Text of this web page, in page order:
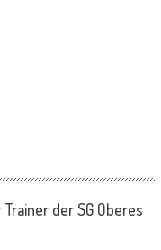
der SG Oberes